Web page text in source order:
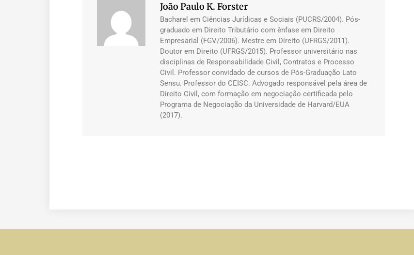
João Paulo K. Forster
Bacharel em Ciências Jurídicas e Sociais (PUCRS/2004). Pós-
graduado em Direito Tributário com ênfase em Direito
Empresarial (FGV/2006). Mestre em Direito (UFRGS/2011).
Doutor em Direito (UFRGS/2015). Professor universitário nas
disciplinas de Responsabilidade Civil, Contratos e Processo
Civil. Professor convidado de cursos de Pós-Graduação Lato
Sensu. Professor do CEISC. Advogado responsável pela área de
Direito Civil, com formação em negociação certificada pelo
Programa de Negociação da Universidade de Harvard/EUA
(2017).